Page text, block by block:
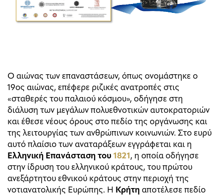
Ο αιώνας των επαναστάσεων, όπως ονομάστηκε ο
19ος αιώνας, επέφερε ριζικές ανατροπές στις
«σταθερές του παλαιού κόσμου», οδήγησε στη
διάλυση των μεγάλων πολυεθνοτικών αυτοκρατοριών
και έθεσε νέους όρους στο πεδίο της οργάνωσης και
της λειτουργίας των ανθρώπινων κοινωνιών. Στο ευρύ
αυτό πλαίσιο των αναταράξεων εγγράφεται και η
Ελληνική Επανάσταση του 1821 , η οποία οδήγησε
στην ίδρυση του ελληνικού κράτους, του πρώτου
ανεξάρτητου εθνικού κράτους στην περιοχή της
νοτιανατολικής Ευρώπης. Η
Κρήτη αποτέλεσε πεδίο